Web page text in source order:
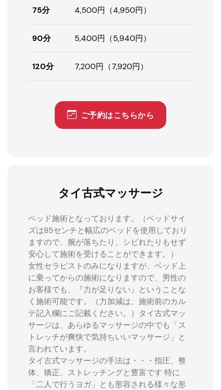
75分 4,500円（4,950円）
90分 5,400円（5,940円）
120分 7,200円（7,920円）
ご予約はこちらから
タイ古式マッサージ
ベッド施術となっております。（ベッドサイ
ズは85センチと幅広のベッドを使用しており
ますので、腕が落ちたり、シビれたりもせず
安心して施術を受けることができます。）
女性セラピストのみになりますが、ベッド上
に乗ってからの施術になりますので、男性の
お客様でも、『力が足りない』ということな
く施術可能です。（力加減は、施術前のカル
テ記入欄にご記載ください。）タイ古式マッ
サージは、あらゆるマッサージの中でも「ス
トレッチが爽快で気持ちいいマッサージ」と
言われています。
タイ古式マッサージの手法は・・・指圧、整
体、矯正、ストレッチングと豊富です 特に
「二人で行うヨガ」とも形容される様々な形